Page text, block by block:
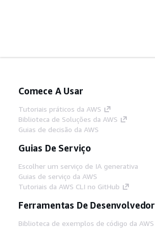
Comece A Usar
Tutoriais práticos da AWS
Biblioteca de Soluções da AWS
Guias de decisão da AWS
Guias De Serviço
Escolher um serviço de IA generativa
Guias de serviço da AWS
Tutoriais da AWS CLI no GitHub
Ferramentas De Desenvolvedor
Biblioteca de exemplos de código da AWS